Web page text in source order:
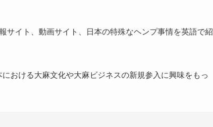
サイト、動画サイト、日本の特殊なヘンプ事情を英語で紹
おける大麻文化や大麻ビジネスの新規参入に興味をもっ